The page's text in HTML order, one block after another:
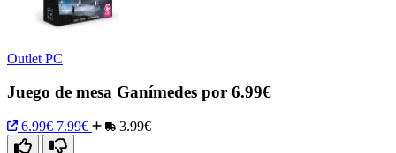
Outlet PC
Juego de mesa Ganímedes por 6.99€
6.99€ 7.99€ 3.99€